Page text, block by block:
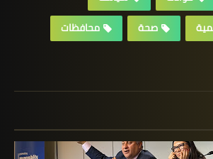
صحة
محافظات